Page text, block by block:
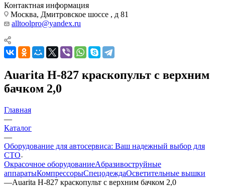
Контактная информация
Москва, Дмитровское шоссе , д 81
alltoolpro@yandex.ru
Auarita H-827 краскопульт с верхним
бачком 2,0
Главная
—
Каталог
—
Оборудование для автосервиса: Ваш надежный выбор для
СТО
Окрасочное оборудованиеAбразивоструйные
аппаратыКомпрессорыСпецодеждаОсветительные вышки
—Auarita H-827 краскопульт с верхним бачком 2,0